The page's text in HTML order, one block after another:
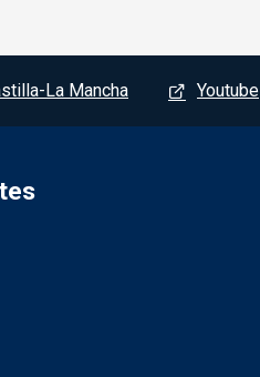
La Mancha Youtube